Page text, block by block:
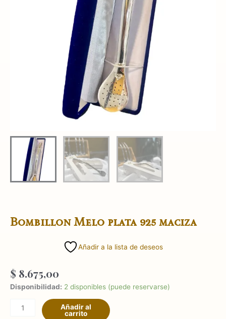
Bombillon Melo plata 925 maciza
Añadir a la lista de deseos
$ 8.675,00
Disponibilidad: 2 disponibles (puede reservarse)
Bombillon
plata
Añadir al
carrito